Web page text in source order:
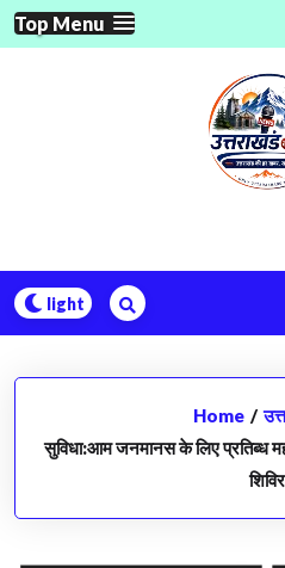
Skip
to
Top Menu
Home /
सुविधा:आम जनमानस के लिए प्रतिब्ध
शिविर